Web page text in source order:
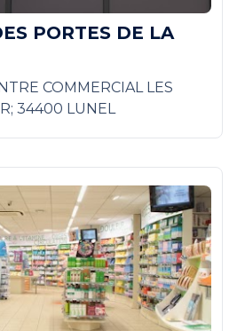
PORTES DE LA
COMMERCIAL LES
34400 LUNEL